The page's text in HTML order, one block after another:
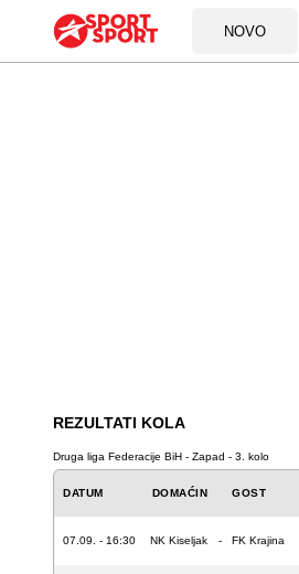
NOVO
REZULTATI KOLA
Druga liga Federacije BiH - Zapad - 3. kolo
DATUM DOMAĆIN GOST
07.09. - 16:30 NK Kiseljak - FK Krajina